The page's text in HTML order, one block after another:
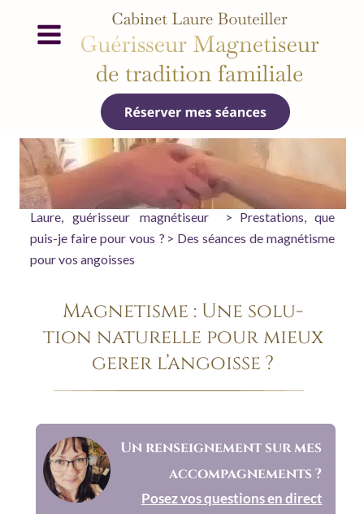
Magnétisme : Une solu-
tion naturelle pour mieux
gérer l’angoisse ?
Laure, guérisseur magnétiseur > Prestations, que
puis-je faire pour vous ? > Des séances de magnétisme
pour vos angoisses
Un renseignement sur mes
accompagnements ?
Posez vos questions en direct